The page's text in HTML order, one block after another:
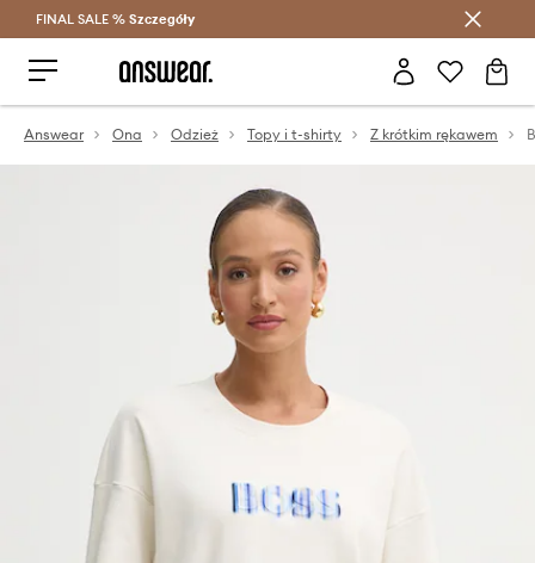
Oszczędzaj z Answear Club >
FINAL SALE % Szczegóły
Answear Ona Odzież Topy i t-shirty Z krótkim rękawem